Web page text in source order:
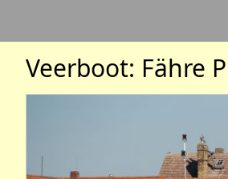
Veerboot: Fähre